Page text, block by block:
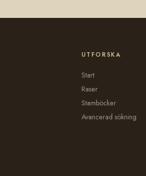
UTFORSKA
Start
Raser
Stamböcker
Avancerad sökning